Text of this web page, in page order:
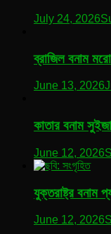
July 24, 2026
ব্রাজিল বনাম
June 13, 2026
কাতার বনাম
June 12, 2026
যুক্তরাষ্ট্র বনাম
June 12, 2026